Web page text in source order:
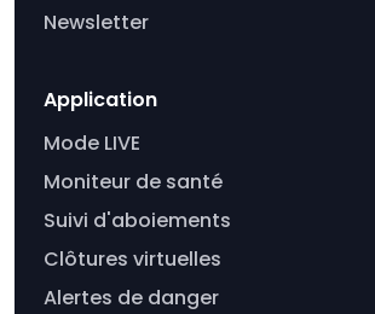
Newsletter
Application
Mode LIVE
Moniteur de santé
Suivi d'aboiements
Clôtures virtuelles
Alertes de danger